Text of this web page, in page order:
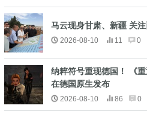
马云现身甘肃、新疆 关
2026-08-10 11 0
纳粹符号重现德国！ 《
在德国原生发布
2026-08-10 86 0